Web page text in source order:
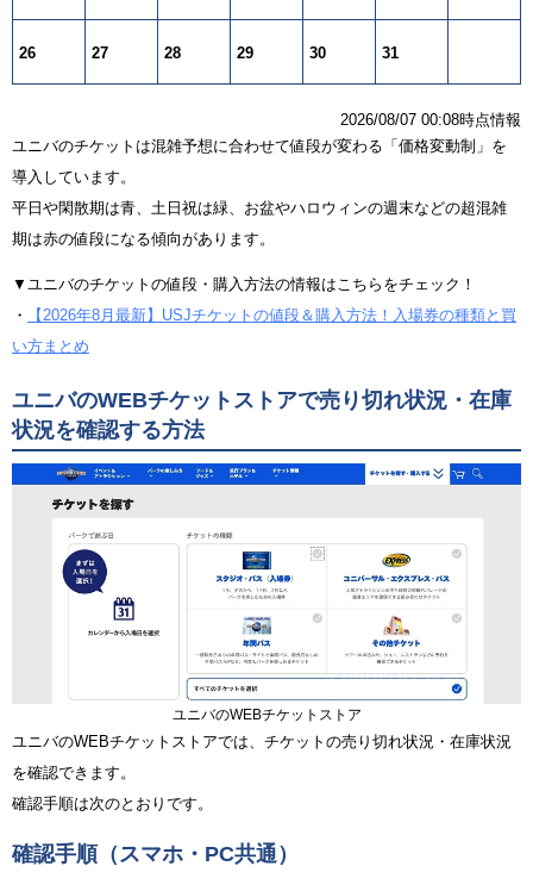
26 27 28 29 30 31
2026/08/07 00:08時点情報
ユニバのチケットは混雑予想に合わせて値段が変わる「価格変動制」を
導入しています。
平日や閑散期は青、土日祝は緑、お盆やハロウィンの週末などの超混雑
期は赤の値段になる傾向があります。
▼ユニバのチケットの値段・購入方法の情報はこちらをチェック！
・
【2026年8月最新】USJチケットの値段＆購入方法！入場券の種類と買
い方まとめ
ユニバのWEBチケットストアで売り切れ状況・在庫
状況を確認する方法
ユニバのWEBチケットストア
ユニバのWEBチケットストアでは、チケットの売り切れ状況・在庫状況
を確認できます。
確認手順は次のとおりです。
確認手順（スマホ・PC共通）